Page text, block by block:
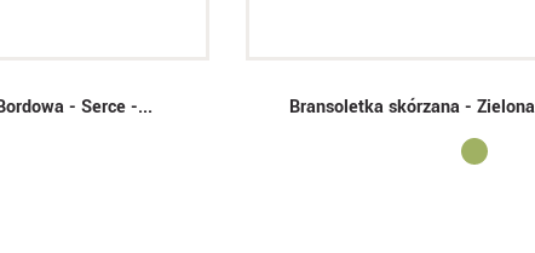
- Serce -... Bransoletka skórzana -